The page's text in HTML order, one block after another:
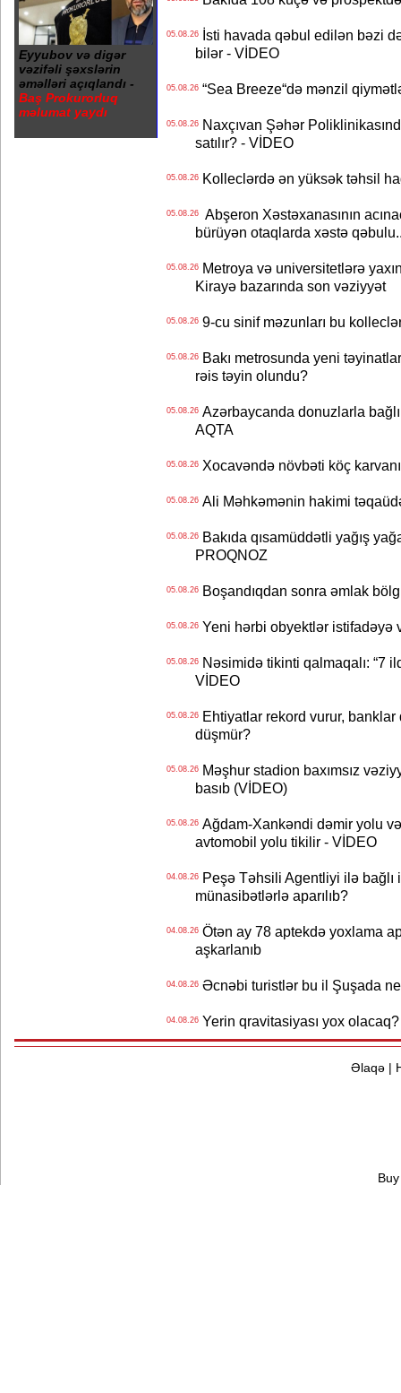
Eyyubov və digər
vəzifəli şəxslərin
əməlləri açıqlandı -
Baş Prokurorluq
məlumat yaydı
05.08.26İsti havada qəbul edilən bəzi
bilər - VİDEO
05.08.26“Sea Breeze“də mənzil
05.08.26Naxçıvan Şəhər
satılır? - VİDEO
05.08.26Kolleclərdə ən yüksək təhsil
05.08.26Abşeron Xəstəxanasının
bürüyən otaqlarda xəstə
05.08.26Metroya və universitetlərə
Kirayə bazarında son vəziyyət
05.08.269-cu sinif məzunları bu
05.08.26Bakı metrosunda yeni
rəis təyin olundu?
05.08.26Azərbaycanda donuzlarla
AQTA
05.08.26Xocavəndə növbəti köç
05.08.26Ali Məhkəmənin hakimi
05.08.26Bakıda qısamüddətli yağış
PROQNOZ
05.08.26Boşandıqdan sonra əmlak
05.08.26Yeni hərbi obyektlər istifadəyə
05.08.26Nəsimidə tikinti qalmaqalı: “7
VİDEO
05.08.26Ehtiyatlar rekord vurur, banklar
düşmür?
05.08.26Məşhur stadion baxımsız
basıb (VİDEO)
05.08.26Ağdam-Xankəndi dəmir yolu
avtomobil yolu tikilir - VİDEO
04.08.26Peşə Təhsili Agentliyi ilə bağlı
münasibətlərlə aparılıb?
04.08.26Ötən ay 78 aptekdə yoxlama
aşkarlanıb
04.08.26Əcnəbi turistlər bu il Şuşada
04.08.26Yerin qravitasiyası yox
Əlaqə|